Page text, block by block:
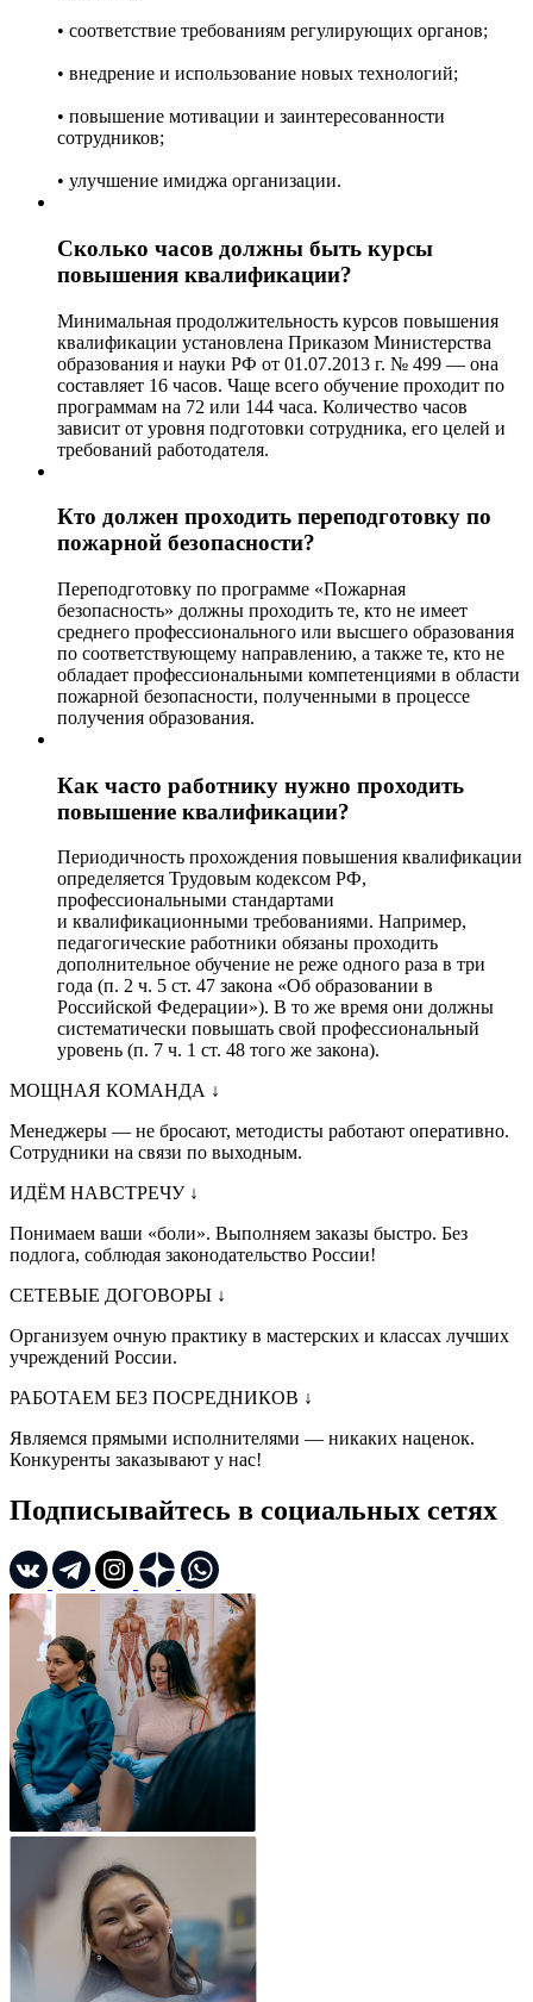
• соответствие требованиям регулирующих органов;
• внедрение и использование новых технологий;
• повышение мотивации и заинтересованности
сотрудников;
• улучшение имиджа организации.
Сколько часов должны быть курсы
повышения квалификации?
Минимальная продолжительность курсов повышения
квалификации установлена Приказом Министерства
образования и науки РФ от 01.07.2013 г. № 499 — она
составляет 16 часов. Чаще всего обучение проходит по
программам на 72 или 144 часа. Количество часов
зависит от уровня подготовки сотрудника, его целей и
требований работодателя.
Кто должен проходить переподготовку по
пожарной безопасности?
Переподготовку по программе «Пожарная
безопасность» должны проходить те, кто не имеет
среднего профессионального или высшего образования
по соответствующему направлению, а также те, кто не
обладает профессиональными компетенциями в области
пожарной безопасности, полученными в процессе
получения образования.
Как часто работнику нужно проходить
повышение квалификации?
Периодичность прохождения повышения квалификации
определяется Трудовым кодексом РФ,
профессиональными стандартами
и квалификационными требованиями. Например,
педагогические работники обязаны проходить
дополнительное обучение не реже одного раза в три
года (п. 2 ч. 5 ст. 47 закона «Об образовании в
Российской Федерации»). В то же время они должны
систематически повышать свой профессиональный
уровень (п. 7 ч. 1 ст. 48 того же закона).
МОЩНАЯ КОМАНДА ↓
Менеджеры — не бросают, методисты работают оперативно.
Сотрудники на связи по выходным.
ИДЁМ НАВСТРЕЧУ ↓
Понимаем ваши «боли». Выполняем заказы быстро. Без
подлога, соблюдая законодательство России!
СЕТЕВЫЕ ДОГОВОРЫ ↓
Организуем очную практику в мастерских и классах лучших
учреждений России.
РАБОТАЕМ БЕЗ ПОСРЕДНИКОВ ↓
Являемся прямыми исполнителями — никаких наценок.
Конкуренты заказывают у нас!
Подписывайтесь в социальных сетях